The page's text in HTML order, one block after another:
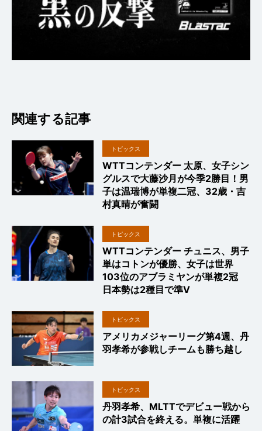
関連する記事
トピックス
WTTコンテンダー 太原、女子シン
グルスで大藤沙月が今季2勝目！男
子は温瑞博が単複二冠、32歳・吉
村真晴が奮闘
トピックス
WTTコンテンダー チュニス、男子
単はコトンが優勝、女子は世界
103位のアブラミヤンが単複2冠
日本勢は2種目で準V
トピックス
アメリカメジャーリーグ第4週、丹
羽孝希が参戦しチームも勝ち越し
トピックス
丹羽孝希、MLTTでデビュー戦から
の計3試合を終える。単複に活躍